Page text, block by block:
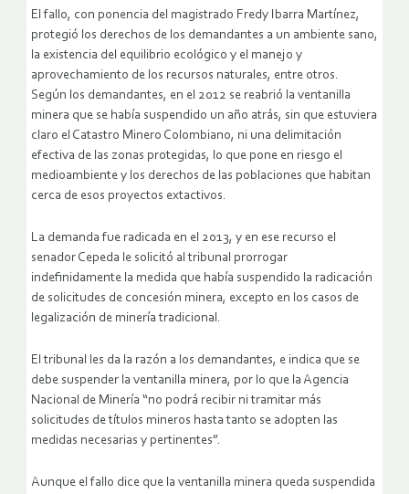
El fallo, con ponencia del magistrado Fredy Ibarra Martínez,
protegió los derechos de los demandantes a un ambiente sano,
la existencia del equilibrio ecológico y el manejo y
aprovechamiento de los recursos naturales, entre otros.
Según los demandantes, en el 2012 se reabrió la ventanilla
minera que se había suspendido un año atrás, sin que estuviera
claro el Catastro Minero Colombiano, ni una delimitación
efectiva de las zonas protegidas, lo que pone en riesgo el
medioambiente y los derechos de las poblaciones que habitan
cerca de esos proyectos extactivos.
La demanda fue radicada en el 2013, y en ese recurso el
senador Cepeda le solicitó al tribunal prorrogar
indefinidamente la medida que había suspendido la radicación
de solicitudes de concesión minera, excepto en los casos de
legalización de minería tradicional.
El tribunal les da la razón a los demandantes, e indica que se
debe suspender la ventanilla minera, por lo que la Agencia
Nacional de Minería “no podrá recibir ni tramitar más
solicitudes de títulos mineros hasta tanto se adopten las
medidas necesarias y pertinentes”.
Aunque el fallo dice que la ventanilla minera queda suspendida